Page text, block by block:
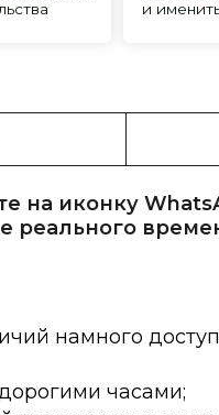
на иконку
реального
намного
часами;